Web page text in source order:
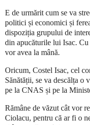
E de urmărit cum se va
politici și economici și
dispoziția grupului de
din apucăturile lui Isac.
vor avea la mână.
Oricum, Costel Isac, cel
Sănătății, se va descălța o
pe la CNAS și pe la
Rămâne de văzut cât vor
Ciolacu, pentru că ar fi o